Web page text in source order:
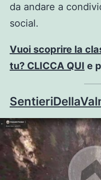
da andare a
social.
Vuoi scoprire la
tu? CLICCA QUI e